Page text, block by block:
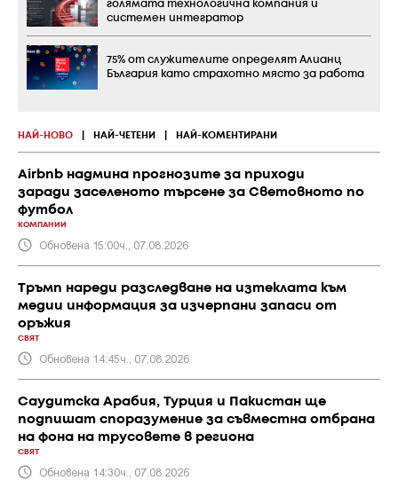
НАЙ-НОВО НАЙ-ЧЕТЕНИ НАЙ-КОМЕНТИРАНИ
Airbnb надмина прогнозите за приходи
заради заселеното търсене за Световното по
футбол
КОМПАНИИ
Обновена 15:00ч., 07.08.2026
Тръмп нареди разследване на изтеклата към
медии информация за изчерпани запаси от
оръжия
СВЯТ
Обновена 14:45ч., 07.08.2026
Саудитска Арабия, Турция и Пакистан ще
подпишат споразумение за съвместна отбрана
на фона на трусовете в региона
СВЯТ
Обновена 14:30ч., 07.08.2026
голямата технологична компания и
системен интегратор
75% от служителите определят Алианц
България като страхотно място за работа